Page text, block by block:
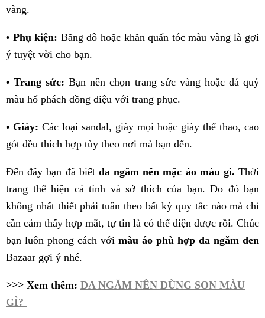
vàng.
• Phụ kiện: Băng đô hoặc khăn quấn tóc màu vàng là gợi
ý tuyệt vời cho bạn.
• Trang sức: Bạn nên chọn trang sức vàng hoặc đá quý
màu hổ phách đồng điệu với trang phục.
• Giày: Các loại sandal, giày mọi hoặc giày thể thao, cao
gót đều thích hợp tùy theo nơi mà bạn đến.
Đến đây bạn đã biết da ngăm nên mặc áo màu gì. Thời
trang thể hiện cá tính và sở thích của bạn. Do đó bạn
không nhất thiết phải tuân theo bất kỳ quy tắc nào mà chỉ
cần cảm thấy hợp mắt, tự tin là có thể diện được rồi. Chúc
bạn luôn phong cách với màu áo phù hợp da ngăm đen
Bazaar gợi ý nhé.
>>> Xem thêm: DA NGĂM NÊN DÙNG SON MÀU
GÌ?